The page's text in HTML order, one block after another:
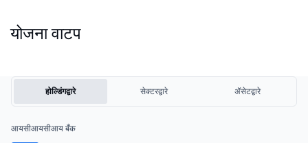
योजना वाटप
होल्डिंगद्वारे सेक्टरद्वारे ॲसेटद्वारे
आयसीआयसीआय बँक